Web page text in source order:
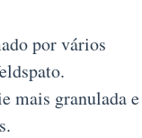
por vários
mais granulada e